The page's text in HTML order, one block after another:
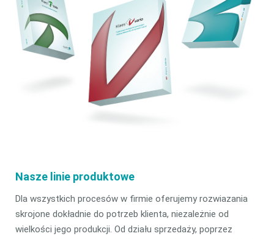
Nasze linie produktowe
Dla wszystkich procesów w firmie oferujemy rozwiazania
skrojone dokładnie do potrzeb klienta, niezależnie od
wielkości jego produkcji. Od działu sprzedaży, poprzez